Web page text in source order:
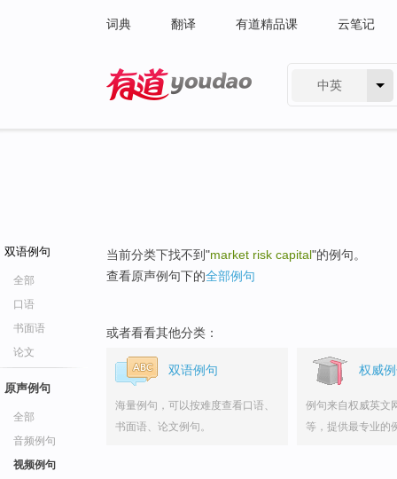
词典 翻译 有道精品课 云笔记
中英
双语例句
全部
口语
书面语
论文
原声例句
全部
音频例句
视频例句
当前分类下找不到"market risk capital"的例句。
查看原声例句下的全部例句
或者看看其他分类：
双语例句
海量例句，可以按难度查看口语、
书面语、论文例句。
权威
例句来自权威英文
等，提供最专业的